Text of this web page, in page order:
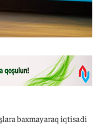
baxmayaraq iqtisadi